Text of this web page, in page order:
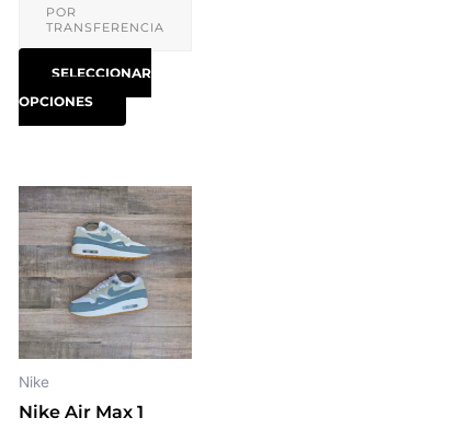
POR
TRANSFERENCIA
SELECCIONAR
OPCIONES
Nike
Nike Air Max 1
Este
producto
tiene
múltiples
variantes.
Las